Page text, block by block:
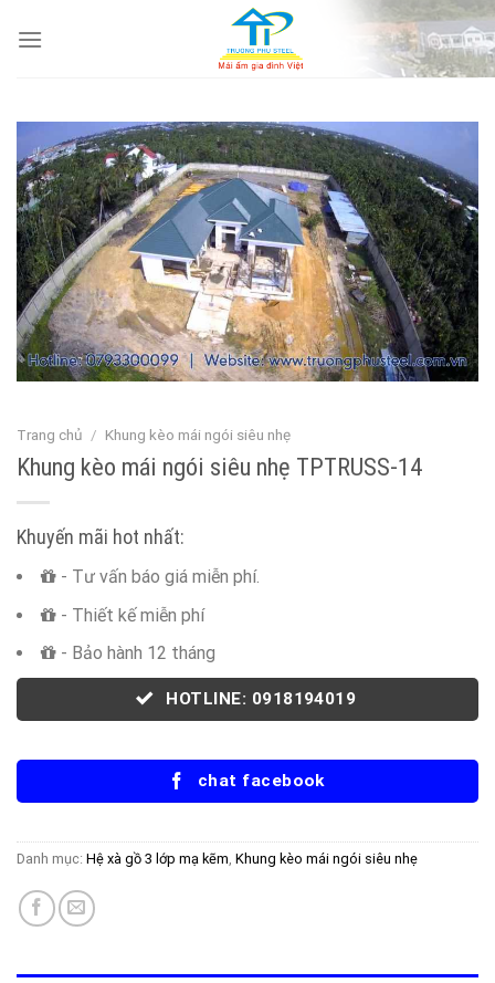
Trang chủ / Khung kèo mái ngói siêu nhẹ
Khung kèo mái ngói siêu nhẹ TPTRUSS-14
Khuyến mãi hot nhất:
- Tư vấn báo giá miễn phí.
- Thiết kế miễn phí
- Bảo hành 12 tháng
HOTLINE: 0918194019
chat facebook
Danh mục: Hệ xà gồ 3 lớp mạ kẽm, Khung kèo mái ngói siêu nhẹ